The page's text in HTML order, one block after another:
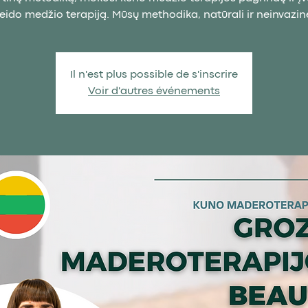
medžio terapiją. Mūsų methodika, natūrali ir
Il n'est plus possible de s'inscrire
Voir d'autres événements